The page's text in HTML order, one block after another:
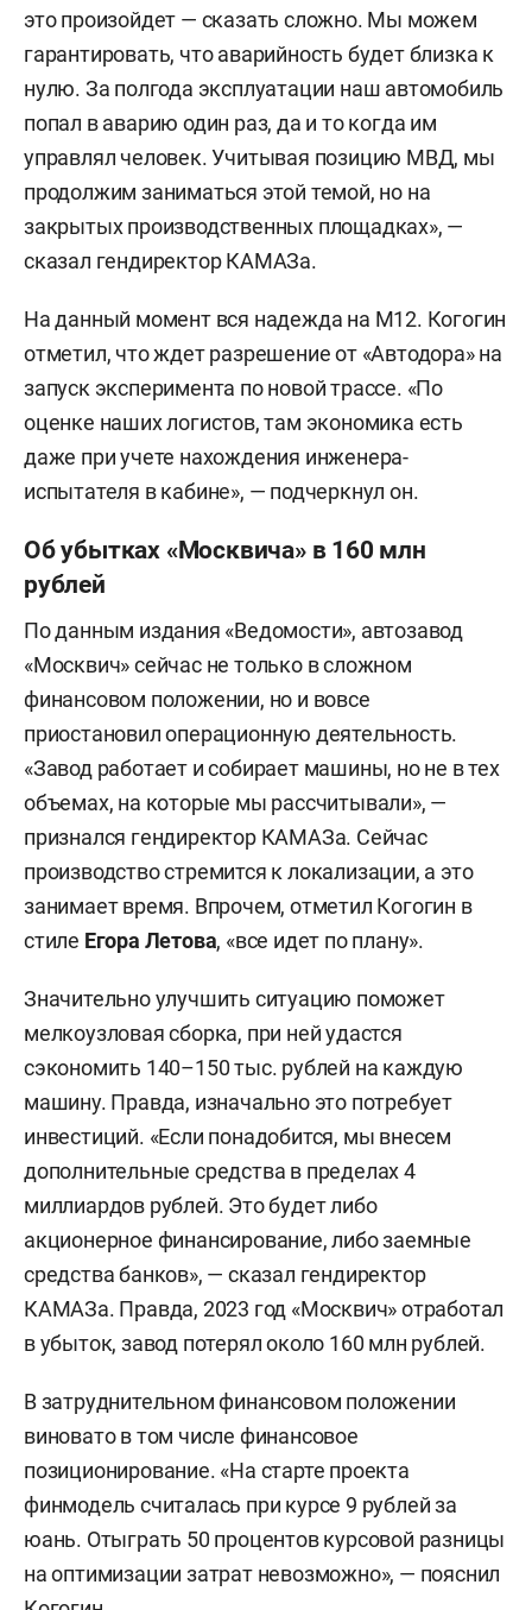
это произойдет — сказать сложно. Мы можем
гарантировать, что аварийность будет близка к
нулю. За полгода эксплуатации наш автомобиль
попал в аварию один раз, да и то когда им
управлял человек. Учитывая позицию МВД, мы
продолжим заниматься этой темой, но на
закрытых производственных площадках», —
сказал гендиректор КАМАЗа.
На данный момент вся надежда на М12. Когогин
отметил, что ждет разрешение от «Автодора» на
запуск эксперимента по новой трассе. «По
оценке наших логистов, там экономика есть
даже при учете нахождения инженера-
испытателя в кабине», — подчеркнул он.
Об убытках «Москвича» в 160 млн
рублей
По данным издания «Ведомости», автозавод
«Москвич» сейчас не только в сложном
финансовом положении, но и вовсе
приостановил операционную деятельность.
«Завод работает и собирает машины, но не в тех
объемах, на которые мы рассчитывали», —
признался гендиректор КАМАЗа. Сейчас
производство стремится к локализации, а это
занимает время. Впрочем, отметил Когогин в
стиле Егора Летова, «все идет по плану».
Значительно улучшить ситуацию поможет
мелкоузловая сборка, при ней удастся
сэкономить 140–150 тыс. рублей на каждую
машину. Правда, изначально это потребует
инвестиций. «Если понадобится, мы внесем
дополнительные средства в пределах 4
миллиардов рублей. Это будет либо
акционерное финансирование, либо заемные
средства банков», — сказал гендиректор
КАМАЗа. Правда, 2023 год «Москвич» отработал
в убыток, завод потерял около 160 млн рублей.
В затруднительном финансовом положении
виновато в том числе финансовое
позиционирование. «На старте проекта
финмодель считалась при курсе 9 рублей за
юань. Отыграть 50 процентов курсовой разницы
на оптимизации затрат невозможно», — пояснил